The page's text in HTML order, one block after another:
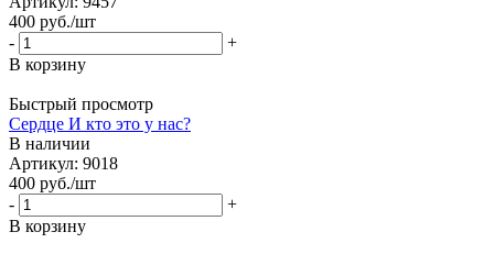
400 руб./шт
-
+
В корзину
Быстрый просмотр
Сердце И кто это у нас?
В наличии
Артикул: 9018
400 руб./шт
-
+
В корзину